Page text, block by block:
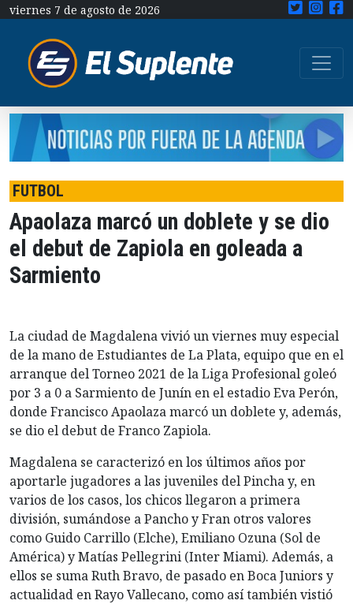
viernes 7 de agosto de 2026
FUTBOL
Apaolaza marcó un doblete y se dio
el debut de Zapiola en goleada a
Sarmiento
La ciudad de Magdalena vivió un viernes muy especial
de la mano de Estudiantes de La Plata, equipo que en el
arranque del Torneo 2021 de la Liga Profesional goleó
por 3 a 0 a Sarmiento de Junín en el estadio Eva Perón,
donde Francisco Apaolaza marcó un doblete y, además,
se dio el debut de Franco Zapiola.
Magdalena se caracterizó en los últimos años por
aportarle jugadores a las juveniles del Pincha y, en
varios de los casos, los chicos llegaron a primera
división, sumándose a Pancho y Fran otros valores
como Guido Carrillo (Elche), Emiliano Ozuna (Sol de
América) y Matías Pellegrini (Inter Miami). Además, a
ellos se suma Ruth Bravo, de pasado en Boca Juniors y
actualidad en Rayo Vallecano, como así también vistió